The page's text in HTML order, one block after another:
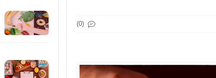
(0)